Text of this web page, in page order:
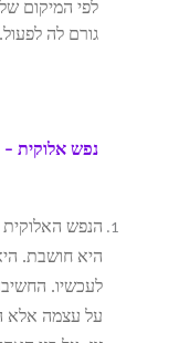
לפי המיקום
גורם לה לפעול.
נפש אלוקית –
הנפש
היא חושבת.
לעכשיו.
על עצמה אלא